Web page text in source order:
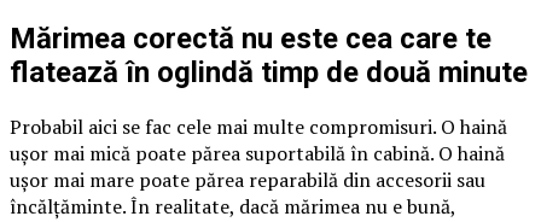
Mărimea corectă nu este cea care te
flatează în oglindă timp de două minute
Probabil aici se fac cele mai multe compromisuri. O haină
ușor mai mică poate părea suportabilă în cabină. O haină
ușor mai mare poate părea reparabilă din accesorii sau
încălțăminte. În realitate, dacă mărimea nu e bună,